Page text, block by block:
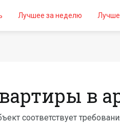
Лучшее за неделю
в
соответствует